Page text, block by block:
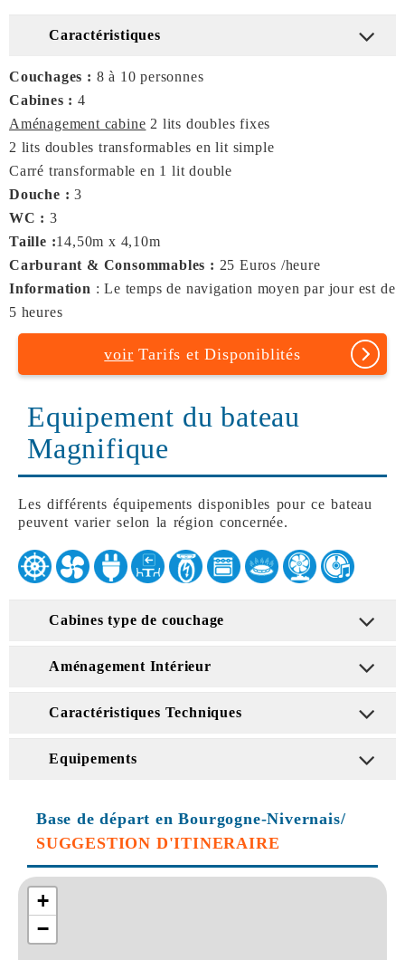
Caractéristiques
Couchages : 8 à 10 personnes
Cabines : 4
Aménagement cabine 2 lits doubles fixes
2 lits doubles transformables en lit simple
Carré transformable en 1 lit double
Douche :3
WC : 3
Taille :14,50m x 4,10m
Carburant & Consommables : 25 Euros /heure
Information : Le temps de navigation moyen par jour est de
5 heures
voir Tarifs et Disponiblités
Equipement du bateau
Magnifique
Les différents équipements disponibles pour ce bateau
peuvent varier selon la région concernée.
Cabines type de couchage
Aménagement Intérieur
Caractéristiques Techniques
Equipements
Base de départ en Bourgogne-Nivernais/
SUGGESTION D'ITINERAIRE